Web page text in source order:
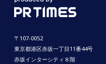
〒107-0052
東京都港区赤坂一丁目11番44号
赤坂インターシティ８階